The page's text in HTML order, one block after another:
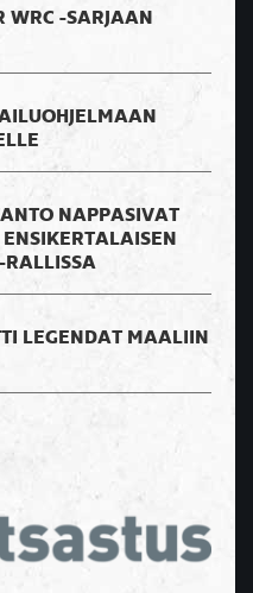
WRC -SARJAAN
NAPPASIVAT
RALLISSA
LEGENDAT MAALIIN